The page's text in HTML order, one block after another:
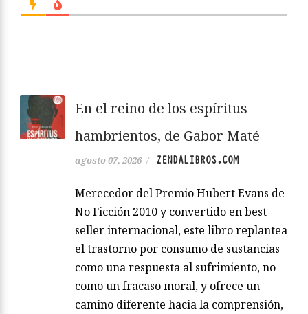
En el reino de los espíritus
hambrientos, de Gabor Maté
agosto 07, 2026 / ZENDALIBROS.COM
Merecedor del Premio Hubert Evans de
No Ficción 2010 y convertido en best
seller internacional, este libro replantea
el trastorno por consumo de sustancias
como una respuesta al sufrimiento, no
como un fracaso moral, y ofrece un
camino diferente hacia la comprensión,